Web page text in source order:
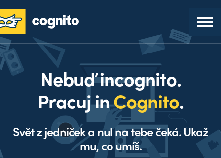
Nebuď incognito.
Pracuj inCognito.
Svět z jedniček a nul na tebe čeká. Ukaž
mu, co umíš.